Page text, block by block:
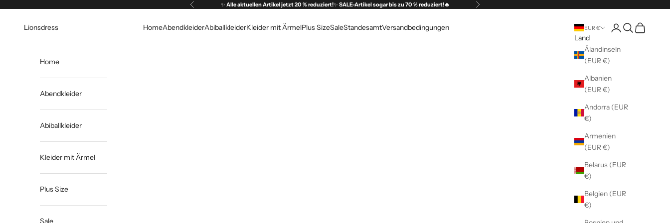
Zurück ✨ Alle aktuellen Artikel jetzt 20 % reduziert!✨ SALE-Artikel sogar bis zu 70 % reduziert!🔥 Vor
Lionsdress HomeAbendkleiderAbiballkleiderKleider mit ÄrmelPlus SizeSaleStandesamtVersandbedingungen EUR €
Land
Ålandinseln
(EUR €)
Albanien
(EUR €)
Andorra (EUR
€)
Armenien
(EUR €)
Belarus (EUR
€)
Belgien (EUR
€)
Suche öffnen
Home
Abendkleider
Abiballkleider
Kleider mit Ärmel
Plus Size
Sale